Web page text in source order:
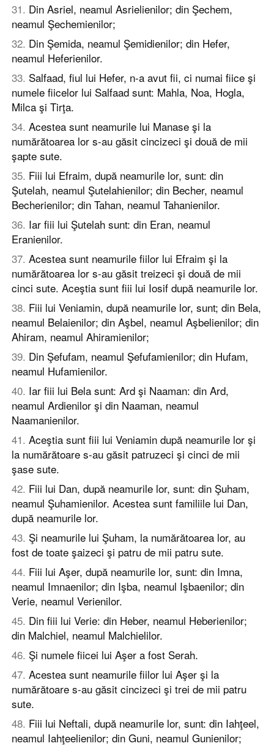
31. Din Asriel, neamul Asrielienilor; din Şechem,
neamul Şechemienilor;
32. Din Şemida, neamul Şemidienilor; din Hefer,
neamul Heferienilor.
33. Salfaad, fiul lui Hefer, n-a avut fii, ci numai fiice şi
numele fiicelor lui Salfaad sunt: Mahla, Noa, Hogla,
Milca şi Tirţa.
34. Acestea sunt neamurile lui Manase şi la
numărătoarea lor s-au găsit cincizeci şi două de mii
şapte sute.
35. Fiii lui Efraim, după neamurile lor, sunt: din
Şutelah, neamul Şutelahienilor; din Becher, neamul
Becherienilor; din Tahan, neamul Tahanienilor.
36. Iar fiii lui Şutelah sunt: din Eran, neamul
Eranienilor.
37. Acestea sunt neamurile fiilor lui Efraim şi la
numărătoarea lor s-au găsit treizeci şi două de mii
cinci sute. Aceştia sunt fiii lui Iosif după neamurile lor.
38. Fiii lui Veniamin, după neamurile lor, sunt; din Bela,
neamul Belaienilor; din Aşbel, neamul Aşbelienilor; din
Ahiram, neamul Ahiramienilor;
39. Din Şefufam, neamul Şefufamienilor; din Hufam,
neamul Hufamienilor.
40. Iar fiii lui Bela sunt: Ard şi Naaman: din Ard,
neamul Ardienilor şi din Naaman, neamul
Naamanienilor.
41. Aceştia sunt fiii lui Veniamin după neamurile lor şi
la numărătoare s-au găsit patruzeci şi cinci de mii
şase sute.
42. Fiii lui Dan, după neamurile lor, sunt: din Şuham,
neamul Şuhamienilor. Acestea sunt familiile lui Dan,
după neamurile lor.
43. Şi neamurile lui Şuham, la numărătoarea lor, au
fost de toate şaizeci şi patru de mii patru sute.
44. Fiii lui Aşer, după neamurile lor, sunt: din Imna,
neamul Imnaenilor; din Işba, neamul Işbaenilor; din
Verie, neamul Verienilor.
45. Din fiii lui Verie: din Heber, neamul Heberienilor;
din Malchiel, neamul Malchielilor.
46. Şi numele fiicei lui Aşer a fost Serah.
47. Acestea sunt neamurile fiilor lui Aşer şi la
numărătoare s-au găsit cincizeci şi trei de mii patru
sute.
48. Fiii lui Neftali, după neamurile lor, sunt: din Iahţeel,
neamul Iahţeelienilor; din Guni, neamul Gunienilor;